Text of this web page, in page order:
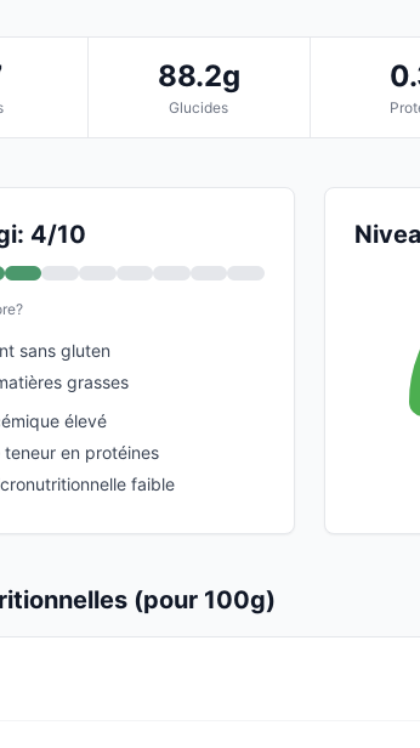
88.2g
Glucides
4/10
sans gluten
grasses
élevé
teneur en protéines
faible
(pour 100g)